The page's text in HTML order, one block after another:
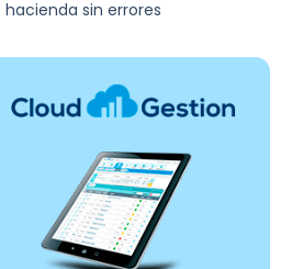
hacienda sin errores